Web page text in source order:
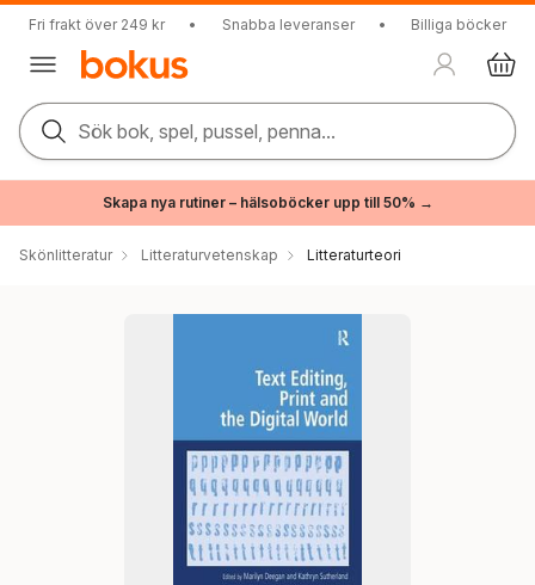
Fri frakt över 249 kr • Snabba leveranser • Billiga böcker
Sök bok, spel, pussel, penna...
Skapa nya rutiner – hälsoböcker upp till 50% →
Skönlitteratur Litteraturvetenskap Litteraturteori